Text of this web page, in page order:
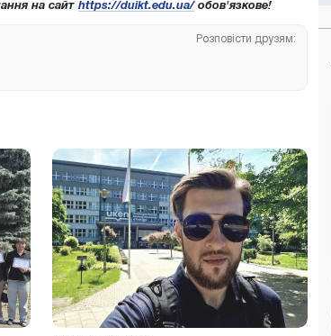
на сайт https://duikt.edu.ua/обов'язкове!
Розповісти друзям: